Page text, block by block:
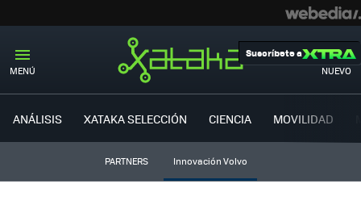
MENÚ NUEVO
Suscríbete a
ANÁLISIS XATAKA SELECCIÓN CIENCIA MOVILIDAD
PARTNERS Innovación Volvo